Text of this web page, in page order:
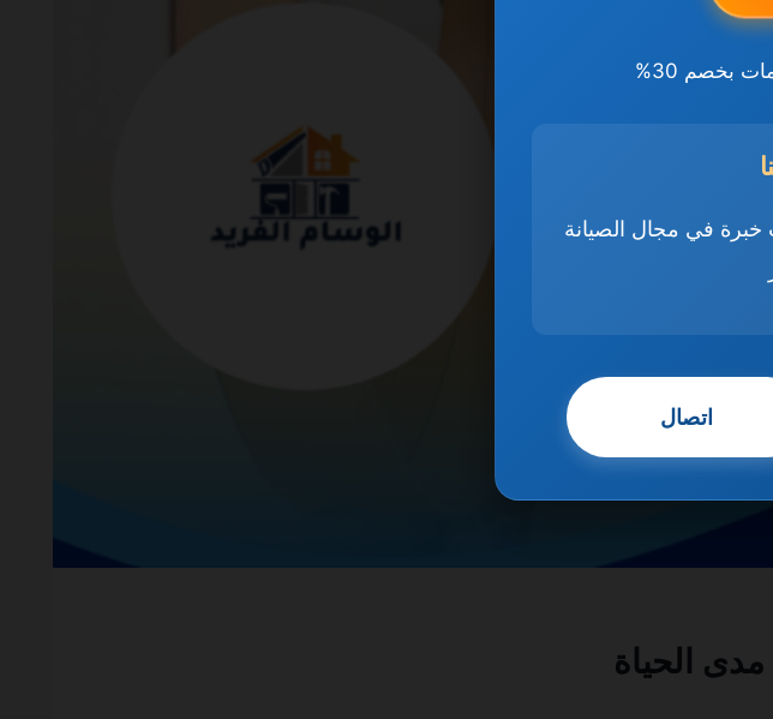
بخصم 30%
في مجال الصيانة
اتصال